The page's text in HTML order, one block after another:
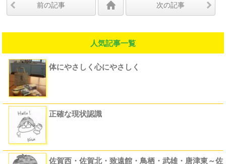
前の記事 次の記事
人気記事一覧
体にやさしく心にやさしく
正確な現状認識
佐賀西・佐賀北・致遠館・鳥栖・武雄・唐津東～佐